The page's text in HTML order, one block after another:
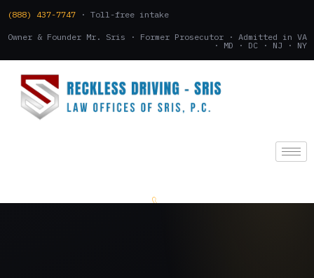
(888) 437-7747 · Toll-free intake
Owner & Founder Mr. Sris · Former Prosecutor · Admitted in VA
· MD · DC · NJ · NY